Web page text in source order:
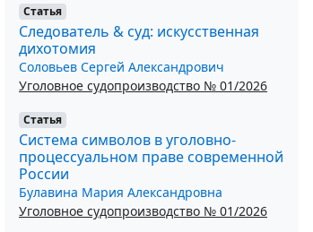
Статья
Следователь & суд: искусственная
дихотомия
Соловьев Сергей Александрович
Уголовное судопроизводство № 01/2026
Статья
Система символов в уголовно-
процессуальном праве современной
России
Булавина Мария Александровна
Уголовное судопроизводство № 01/2026